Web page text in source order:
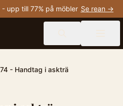
- upp till 77% på möbler Se rean →
- Handtag i askträ